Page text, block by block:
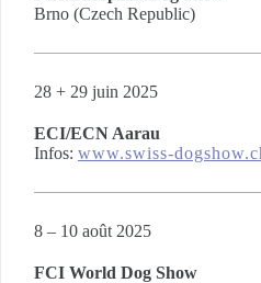
Brno (Czech Republic)
28 + 29 juin 2025
ECI/ECN Aarau
Infos: www.swiss-
8 – 10 août 2025
FCI World Dog Show